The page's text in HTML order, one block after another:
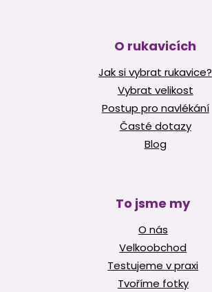
O rukavicích
Jak si vybrat rukavice?
Vybrat velikost
Postup pro navlékání
Časté dotazy
Blog
To jsme my
O nás
Velkoobchod
Testujeme v praxi
Tvoříme fotky